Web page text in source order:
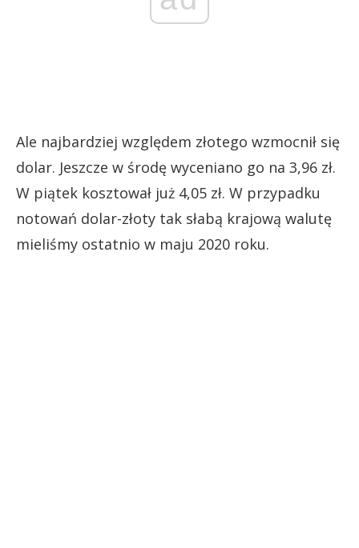
Ale najbardziej względem złotego wzmocnił się
dolar. Jeszcze w środę wyceniano go na 3,96 zł.
W piątek kosztował już 4,05 zł. W przypadku
notowań dolar-złoty tak słabą krajową walutę
mieliśmy ostatnio w maju 2020 roku.